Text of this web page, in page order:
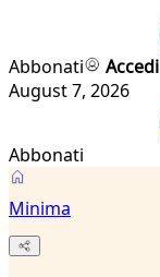
Abbonati
Accedi
August 7, 2026
Abbonati
Minima